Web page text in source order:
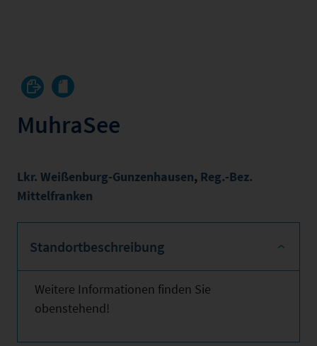
MuhraSee
Lkr. Weißenburg-Gunzenhausen, Reg.-Bez.
Mittelfranken
Standortbeschreibung
Weitere Informationen finden Sie
obenstehend!